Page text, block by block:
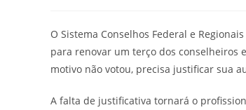
O Sistema Conselhos Federal e
para renovar um terço dos conselheiros
motivo não votou, precisa justificar sua
A falta de justificativa tornará o